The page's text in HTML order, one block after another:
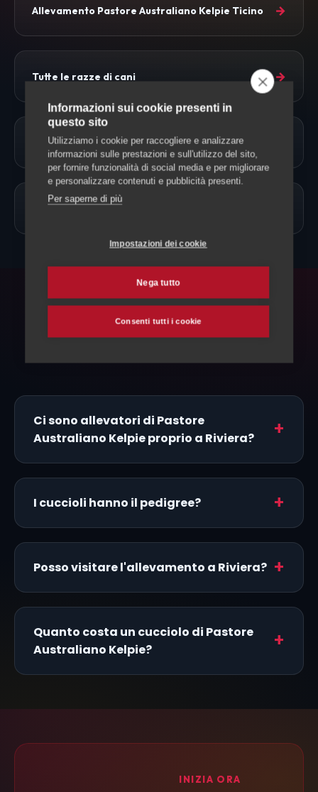
Allevamento Pastore Australiano Kelpie Ticino →
Tutte le razze di cani →
Approfondimenti
Allevamento Cani
FAQ
Domande frequenti
Ci sono allevatori di Pastore
Australiano Kelpie proprio a Riviera?
I cuccioli hanno il pedigree?
Posso visitare l'allevamento a Riviera?
Quanto costa un cucciolo di Pastore
Australiano Kelpie?
INIZIA ORA
Informazioni sui cookie presenti in
questo sito
Utilizziamo i cookie per raccogliere e analizzare
informazioni sulle prestazioni e sull'utilizzo del sito,
per fornire funzionalità di social media e per migliorare
e personalizzare contenuti e pubblicità presenti.
Per saperne di più
Impostazioni dei cookie
Nega tutto
Consenti tutti i cookie